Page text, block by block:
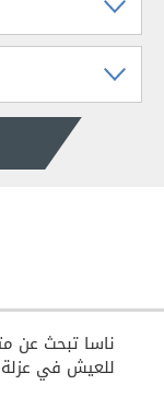
ناسا تبحث عن
للعيش في